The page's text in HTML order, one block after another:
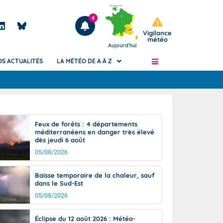
Articles
4
Aujourd'hui
Vigilance
météo
de
Phénomènes dangereux de J+2 à J+7
Avertissement pluies intenses à l'échelle
des communes (Apic)
Bulletins Marine
Bulletins d'estimation du risque
d'avalanche
Météo des forêts
Vigicrues
ACTUALITÉS LA MÉTÉO DE A À Z
Feux de forêts : 4 départements
méditerranéens en danger très élevé
dès jeudi 6 août
05/08/2026
Baisse temporaire de la chaleur, sauf
dans le Sud-Est
05/08/2026
Éclipse du 12 août 2026 : Météo-